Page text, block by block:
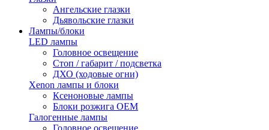
Ангельские глазки
Дьявольские глазки
Лампы/блоки
LED лампы
Головное освещение
Стоп / габарит / подсветка
ДХО (ходовые огни)
Xenon лампы и блоки
Ксеноновые лампы
Блоки розжига OEM
Галогенные лампы
Головное освещение